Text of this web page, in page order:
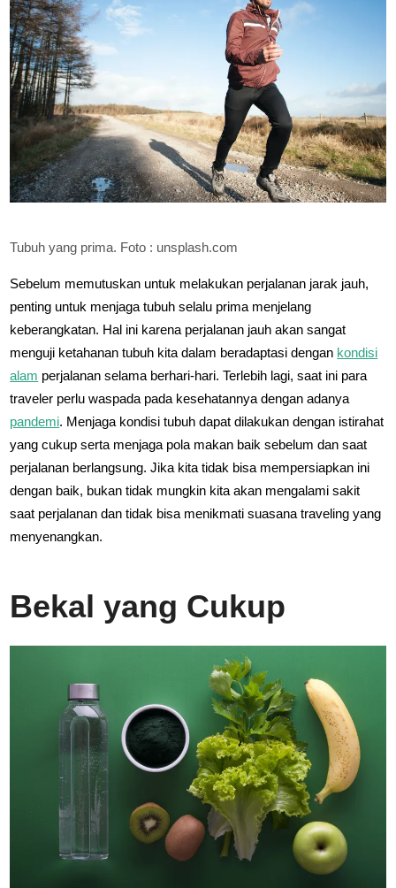
Tubuh yang prima. Foto : unsplash.com
Sebelum memutuskan untuk melakukan perjalanan jarak jauh,
penting untuk menjaga tubuh selalu prima menjelang
keberangkatan. Hal ini karena perjalanan jauh akan sangat
menguji ketahanan tubuh kita dalam beradaptasi dengan kondisi
alam perjalanan selama berhari-hari. Terlebih lagi, saat ini para
traveler perlu waspada pada kesehatannya dengan adanya
pandemi. Menjaga kondisi tubuh dapat dilakukan dengan istirahat
yang cukup serta menjaga pola makan baik sebelum dan saat
perjalanan berlangsung. Jika kita tidak bisa mempersiapkan ini
dengan baik, bukan tidak mungkin kita akan mengalami sakit
saat perjalanan dan tidak bisa menikmati suasana traveling yang
menyenangkan.
Bekal yang Cukup